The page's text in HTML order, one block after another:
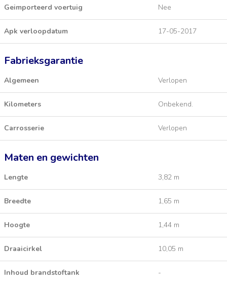
Geimporteerd voertuig Nee
Apk verloopdatum 17-05-2017
Fabrieksgarantie
Algemeen Verlopen
Kilometers Onbekend.
Carrosserie Verlopen
Maten en gewichten
Lengte 3,82 m
Breedte 1,65 m
Hoogte 1,44 m
Draaicirkel 10,05 m
Inhoud brandstoftank -